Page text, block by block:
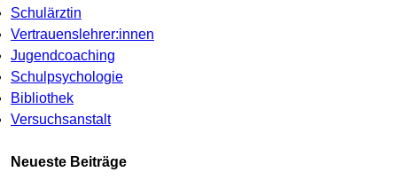
Schulärztin
Vertrauenslehrer:innen
Jugendcoaching
Schulpsychologie
Bibliothek
Versuchsanstalt
Neueste Beiträge